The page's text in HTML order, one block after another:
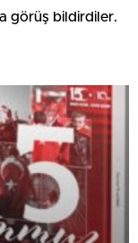
görüş bildirdiler.